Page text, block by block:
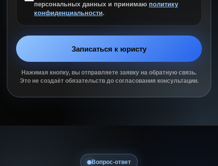
персональных данных и принимаю политику
конфиденциальности.
Записаться к юристу
Нажимая кнопку, вы отправляете заявку на обратную связь.
Это не создаёт обязательств до согласования консультации.
Вопрос-ответ